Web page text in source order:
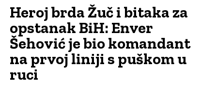
Heroj brda Žuč i bitaka za
opstanak BiH: Enver
Šehović je bio komandant
na prvoj liniji s puškom u
ruci